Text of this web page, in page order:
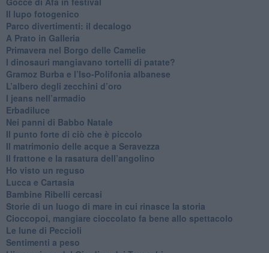
​Il lupo fotogenico
​Parco divertimenti: il decalogo
​A Prato in Galleria
​Primavera nel Borgo delle Camelie
I dinosauri mangiavano tortelli di patate?
​Gramoz Burba e l’Iso-Polifonia albanese
L’albero degli zecchini d’oro
​I jeans nell’armadio
Erbadiluce
Nei panni di Babbo Natale
​Il punto forte di ciò che è piccolo
​Il matrimonio delle acque a Seravezza
​Il frattone e la rasatura dell’angolino
​Ho visto un reguso
Lucca e Cartasia
Bambine Ribelli cercasi
Storie di un luogo di mare in cui rinasce la storia
Cioccopoi, mangiare cioccolato fa bene allo spettacolo
​Le lune di Peccioli
​Sentimenti a peso